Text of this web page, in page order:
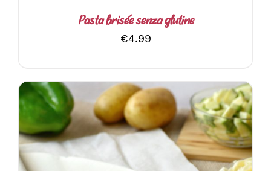
Pasta brisée senza glutine
€4.99